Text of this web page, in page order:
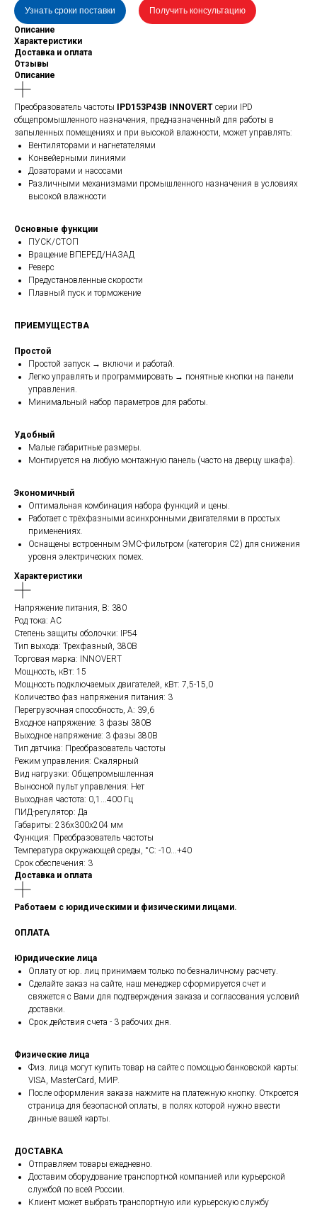
Узнать сроки поставки
Получить консультацию
Описание
Характеристики
Доставка и оплата
Отзывы
Описание
Преобразователь частоты IPD153P43B INNOVERT серии IPD
общепромышленного назначения, предназначенный для работы в
запыленных помещениях и при высокой влажности, может управлять:
Вентиляторами и нагнетателями
Конвейерными линиями
Дозаторами и насосами
Различными механизмами промышленного назначения в условиях
высокой влажности
Основные функции
ПУСК/СТОП
Вращение ВПЕРЕД/НАЗАД
Реверс
Предустановленные скорости
Плавный пуск и торможение
ПРИЕМУЩЕСТВА
Простой
Простой запуск → включи и работай.
Легко управлять и программировать → понятные кнопки на панели
управления.
Минимальный набор параметров для работы.
Удобный
Малые габаритные размеры.
Монтируется на любую монтажную панель (часто на дверцу шкафа).
Экономичный
Оптимальная комбинация набора функций и цены.
Работает с трёхфазными асинхронными двигателями в простых
применениях.
Оснащены встроенным ЭМС-фильтром (категория C2) для снижения
уровня электрических помех.
Характеристики
Напряжение питания, В: 380
Род тока: AC
Степень защиты оболочки: IP54
Тип выхода: Трехфазный, 380В
Торговая марка: INNOVERT
Мощность, кВт: 15
Мощность подключаемых двигателей, кВт: 7,5-15,0
Количество фаз напряжения питания: 3
Перегрузочная способность, А: 39,6
Входное напряжение: 3 фазы 380В
Выходное напряжение: 3 фазы 380В
Тип датчика: Преобразователь частоты
Режим управления: Скалярный
Вид нагрузки: Общепромышленная
Выносной пульт управления: Нет
Выходная частота: 0,1...400 Гц
ПИД-регулятор: Да
Габариты: 236x300x204 мм
Функция: Преобразователь частоты
Температура окружающей среды, °C: -10...+40
Срок обеспечения: 3
Доставка и оплата
Работаем с юридическими и физическими лицами.
ОПЛАТА
Юридические лица
Оплату от юр. лиц принимаем только по безналичному расчету.
Сделайте заказ на сайте, наш менеджер сформируется счет и
свяжется с Вами для подтверждения заказа и согласования условий
доставки.
Срок действия счета - 3 рабочих дня.
Физические лица
Физ. лица могут купить товар на сайте с помощью банковской карты:
VISA, MasterCard, МИР.
После оформления заказа нажмите на платежную кнопку. Откроется
страница для безопасной оплаты, в полях которой нужно ввести
данные вашей карты.
ДОСТАВКА
Отправляем товары ежедневно.
Доставим оборудование транспортной компанией или курьерской
службой по всей России.
Клиент может выбрать транспортную или курьерскую службу